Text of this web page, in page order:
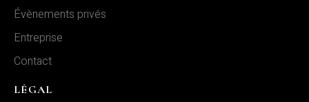
Évènements privés
Entreprise
Contact
LÉGAL